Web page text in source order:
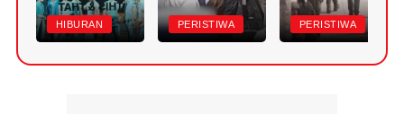
HIBURAN PERISTIWA PERISTIWA